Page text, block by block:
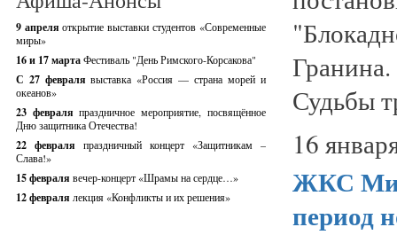
9 апреляоткрытие выставки студентов «Современные
миры»
16 и 17 мартаФестиваль "День Римского-Корсакова"
С 27 февралявыставка «Россия — страна морей и
океанов»
23 февраляпраздничное мероприятие, посвящённое
Дню защитника Отечества!
22 февраля праздничный концерт «Защитникам –
Слава!»
15 февраля вечер-концерт «Шрамы на сердце…»
12 февраля лекция «Конфликты и их решения»
Судьбы
16
ЖКС
период